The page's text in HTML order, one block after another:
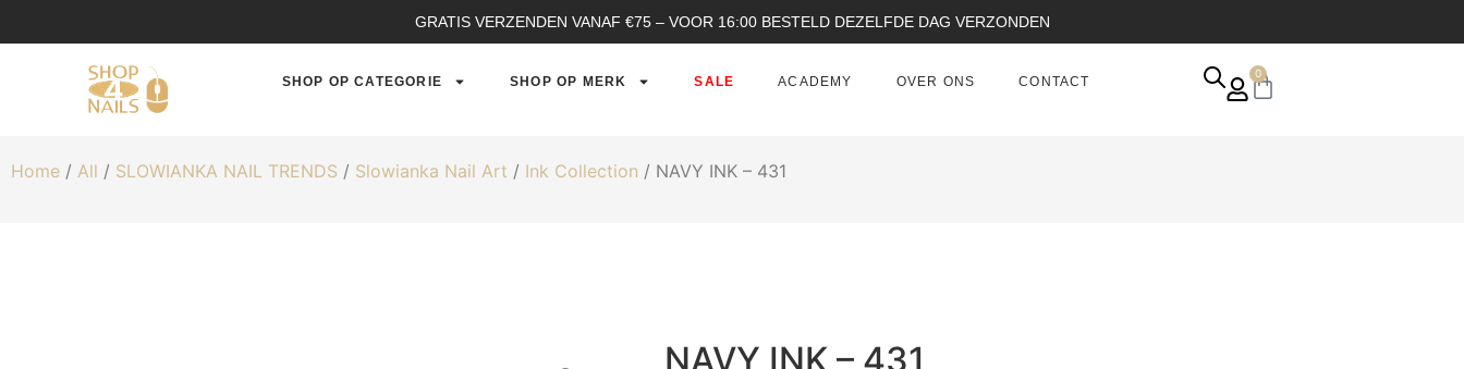
GRATIS VERZENDEN VANAF €75 – VOOR 16:00 BESTELD DEZELFDE DAG VERZONDEN
SHOP OP CATEGORIE SHOP OP MERK SALE ACADEMY OVER ONS CONTACT
0
Home / All / SLOWIANKA NAIL TRENDS / Slowianka Nail Art / Ink Collection / NAVY INK – 431
NAVY INK – 431